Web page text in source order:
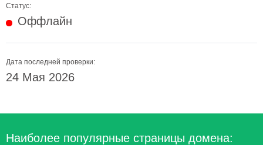
Статус:
Оффлайн
Дата последней проверки:
24 Мая 2026
Наиболее популярные страницы домена: